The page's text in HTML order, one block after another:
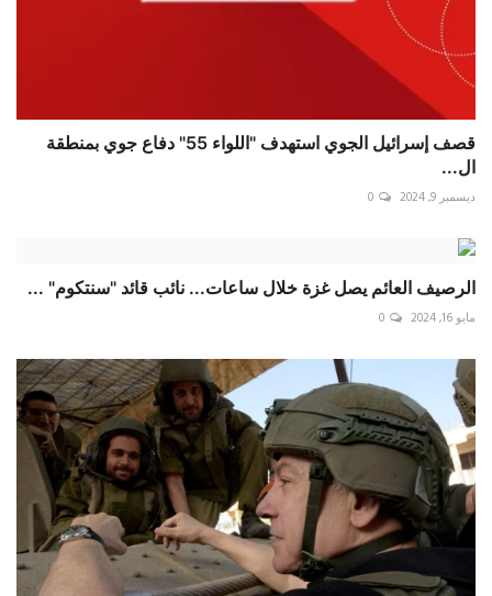
قصف إسرائيل الجوي استهدف "اللواء 55" دفاع جوي بمنطقة
ال...
ديسمبر 9, 2024 0
الرصيف العائم يصل غزة خلال ساعات... نائب قائد "سنتكوم" ...
مايو 16, 2024 0